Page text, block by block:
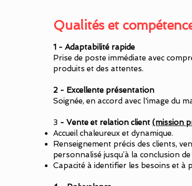
Qualités et
1 - Adaptabilité rapide
Prise de poste immédiate avec
produits et des attentes.
2 - Excellente présentation
Soignée, en accord avec l'image du
​3 - Vente et relation client (mission
Accueil chaleureux et dynamique.
Renseignement précis des clients,
personnalisé jusqu’à la conclusion
Capacité à identifier les besoins et à